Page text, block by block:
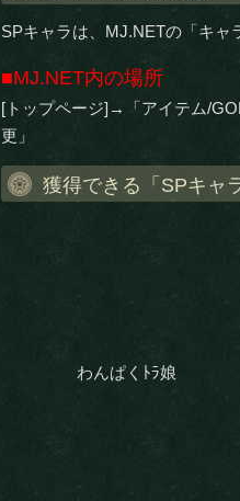
SPキャラは、MJ.NETの「キャ
■MJ.NET内の場所
[トップページ]→「アイテム/
更」
獲得できる「SPキャ
わんぱくﾄﾗ娘